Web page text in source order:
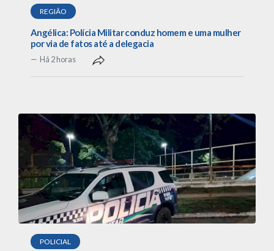
REGIÃO
Angélica: Polícia Militar conduz homem e uma mulher
por via de fatos até a delegacia
Há 2 horas
POLICIAL